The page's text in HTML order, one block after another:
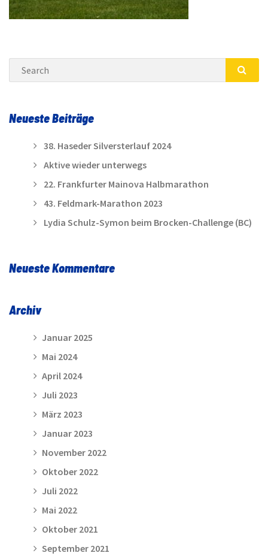
Search
Neueste Beiträge
38. Haseder Silversterlauf 2024
Aktive wieder unterwegs
22. Frankfurter Mainova Halbmarathon
43. Feldmark-Marathon 2023
Lydia Schulz-Symon beim Brocken-Challenge (BC)
Neueste Kommentare
Archiv
Januar 2025
Mai 2024
April 2024
Juli 2023
März 2023
Januar 2023
November 2022
Oktober 2022
Juli 2022
Mai 2022
Oktober 2021
September 2021